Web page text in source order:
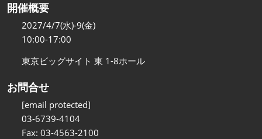
開催概要
2027/4/7(水)-9(金)
10:00-17:00
東京ビッグサイト 東 1-8ホール
お問合せ
[email protected]
03-6739-4104
Fax: 03-4563-2100